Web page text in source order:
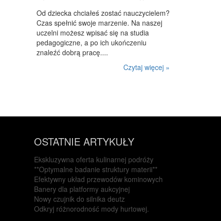
INNE AGENCJE
WIGOR
IMPREZY INTEGRACYJNE
HOBBY
RESTAURACJE, CATERING
FOTOGRAFIA
ADWOKACI, PORADY PRAWNE
SPRZĄTANIE, PORZĄDKOWANIE
SERWIS
Od dziecka chciałeś zostać nauczycielem?
Czas spełnić swoje marzenie. Na naszej
uczelni możesz wpisać się na studia
pedagogiczne, a po ich ukończeniu
znaleźć dobrą pracę....
Czytaj więcej »
OSTATNIE ARTYKUŁY
Ekskluzywna oferta kulinarnej podróży
**Optymalne badanie struktury materii**
Efektywny układ przewodów kominowych
Banery dla platformy aukcyjnej
Nowy czujnik do silnika deutz
Odkryj różnorodność mody hurtowej.